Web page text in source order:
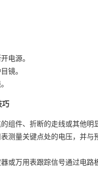
电源。
镜。
巧
组件、折断的走线或其他明
测量关键点处的电压，并与
或万用表跟踪信号通过电路